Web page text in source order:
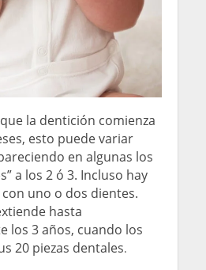
la dentición comienza
esto puede variar
en algunas los
a los 2 ó 3. Incluso hay
uno o dos dientes.
hasta
los 3 años, cuando los
20 piezas dentales.